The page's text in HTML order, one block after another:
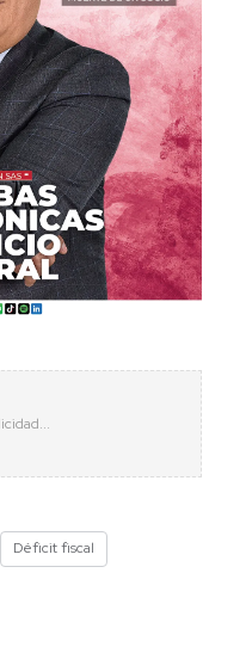
Déficit fiscal